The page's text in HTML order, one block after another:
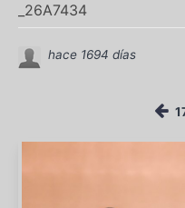
_26A7434
hace 1694 días